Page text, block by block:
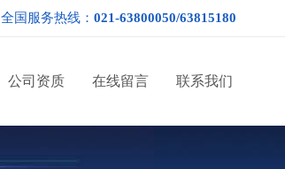
全国服务热线： 021-63800050/63815180
公司资质 在线留言 联系我们